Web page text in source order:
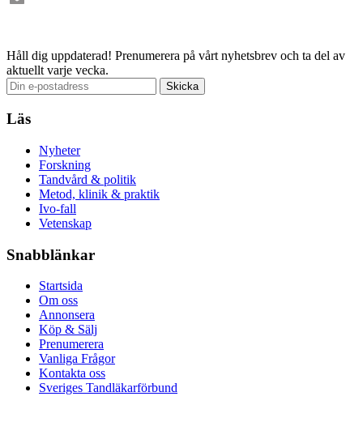
Håll dig uppdaterad! Prenumerera på vårt nyhetsbrev och ta del av
aktuellt varje vecka.
Läs
Nyheter
Forskning
Tandvård & politik
Metod, klinik & praktik
Ivo-fall
Vetenskap
Snabblänkar
Startsida
Om oss
Annonsera
Köp & Sälj
Prenumerera
Vanliga Frågor
Kontakta oss
Sveriges Tandläkarförbund